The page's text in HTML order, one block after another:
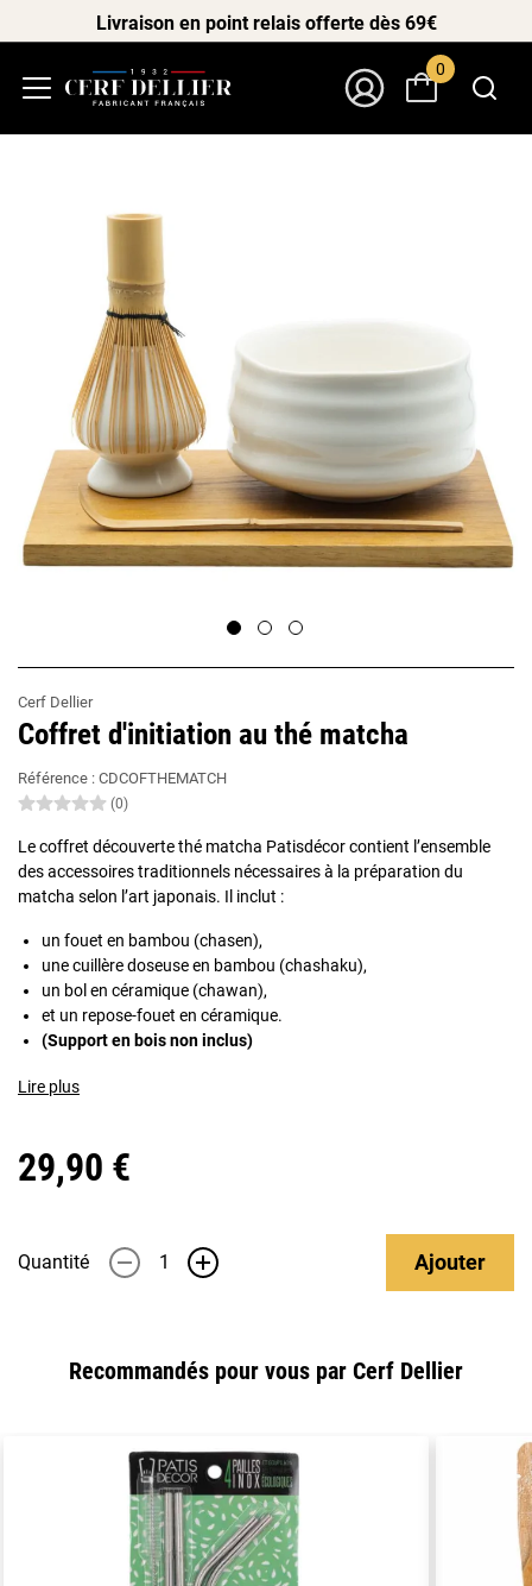
Livraison en point relais offerte dès 69€
0
Cerf Dellier
Coffret d'initiation au thé matcha
Référence : CDCOFTHEMATCH
(0)
Le coffret découverte thé matcha Patisdécor contient l’ensemble
des accessoires traditionnels nécessaires à la préparation du
matcha selon l’art japonais. Il inclut :
un fouet en bambou (chasen),
une cuillère doseuse en bambou (chashaku),
un bol en céramique (chawan),
et un repose-fouet en céramique.
(Support en bois non inclus)
Lire plus
29,90 €
Quantité - + Ajouter
Recommandés pour vous par Cerf Dellier